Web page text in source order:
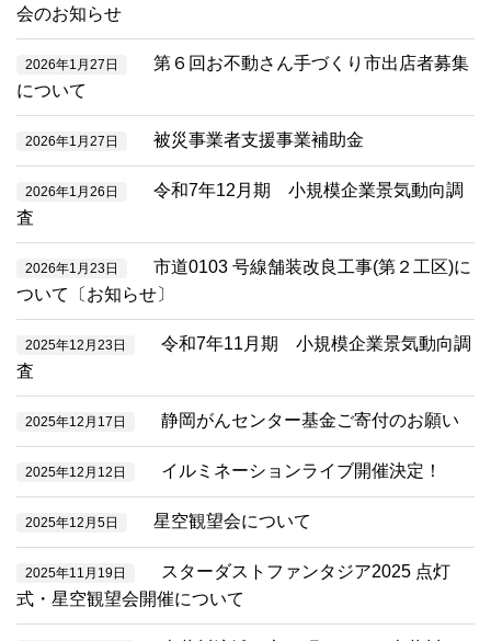
会のお知らせ
2026年1月27日
第６回お不動さん手づくり市出店者募集
について
2026年1月27日 被災事業者支援事業補助金
2026年1月26日
令和7年12月期 小規模企業景気動向調
査
2026年1月23日
市道0103 号線舗装改良工事(第２工区)に
ついて〔お知らせ〕
2025年12月23日
令和7年11月期 小規模企業景気動向調
査
2025年12月17日 静岡がんセンター基金ご寄付のお願い
2025年12月12日 イルミネーションライブ開催決定！
2025年12月5日 星空観望会について
2025年11月19日
スターダストファンタジア2025 点灯
式・星空観望会開催について